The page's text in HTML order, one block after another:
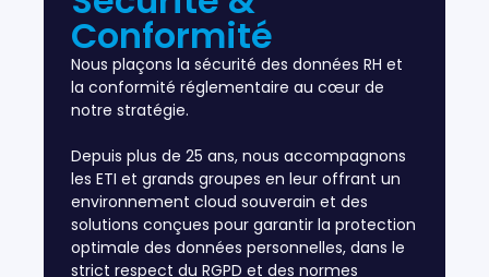
Conformité
Nous plaçons la sécurité des données RH et
la conformité réglementaire au cœur de
notre stratégie.
Depuis plus de 25 ans, nous accompagnons
les ETI et grands groupes en leur offrant un
environnement cloud souverain et des
solutions conçues pour garantir la protection
optimale des données personnelles, dans le
strict respect du RGPD et des normes